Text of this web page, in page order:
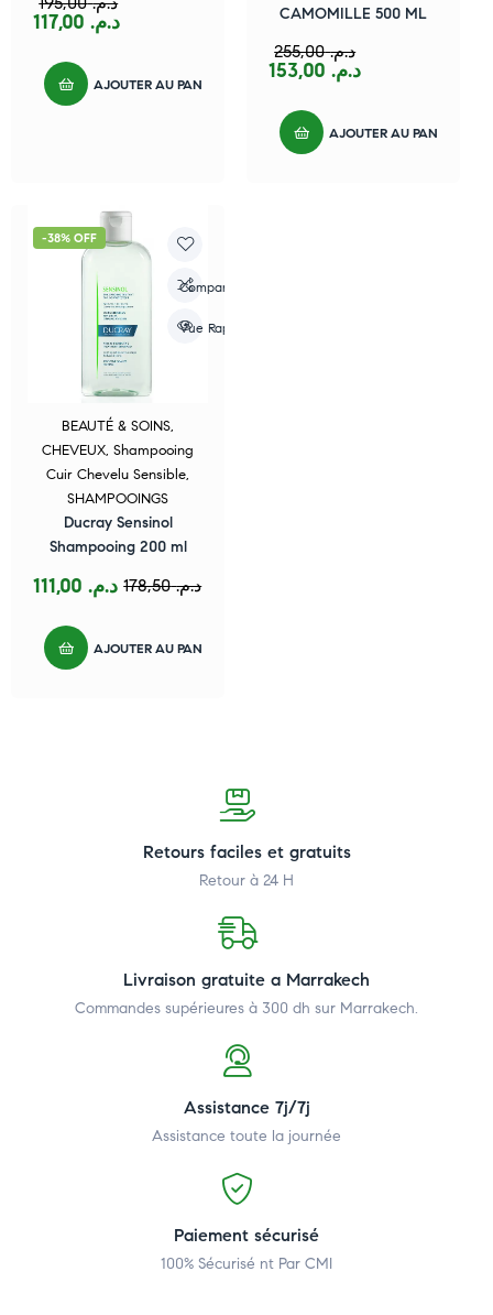
د.م.
AJOUTER AU PANIER
CAMOMILLE 500 ML
د.م.255,00
د.م.
AJOUTER AU PANIER
-38% OFF
Compare
Vue Rapide
BEAUTÉ & SOINS,
CHEVEUX, Shampooing
Cuir Chevelu Sensible,
SHAMPOOINGS
Ducray Sensinol
Shampooing 200 ml
د.م.178,50 د.م.
AJOUTER AU PANIER
Retours faciles et gratuits
Retour à 24 H
Livraison gratuite a Marrakech
Commandes supérieures à 300 dh sur Marrakech.
Assistance 7j/7j
Assistance toute la journée
Paiement sécurisé
100% Sécurisé nt Par CMI